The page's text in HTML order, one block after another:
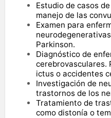
Estudio de casos
manejo de las
Examen para
Parkinson.
Diagnóstico de
cerebrovasculares.
ictus o accidentes
Investigación de
trastornos de los
Tratamiento de
como distonía o